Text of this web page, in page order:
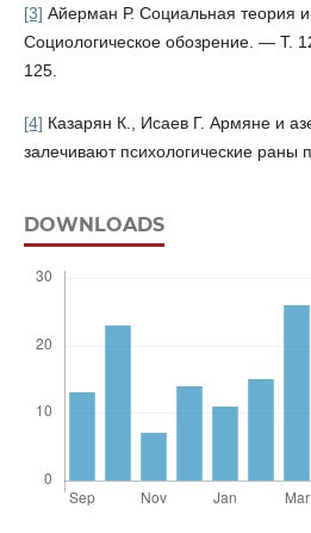
[3] Айерман Р. Социальная теория
Социологическое обозрение. —
125.
[4] Казарян К., Исаев Г. Армяне и
залечивают психологические раны
DOWNLOADS